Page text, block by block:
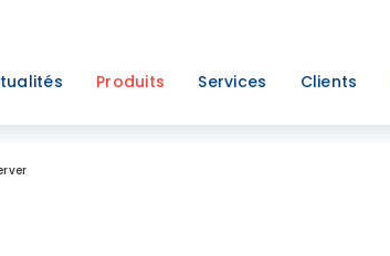
Produits Services Clients